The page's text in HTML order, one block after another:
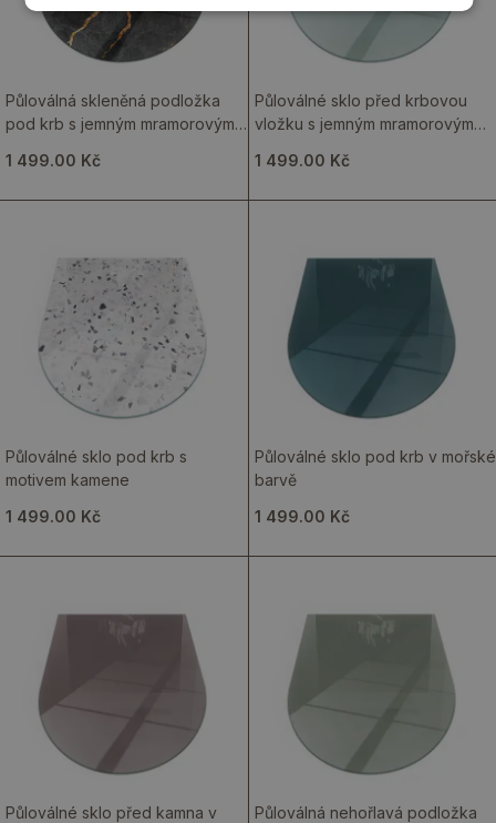
Půloválná skleněná podložka
pod krb s jemným mramorovým
1 499.00 Kč
Půloválné sklo před krbovou
vložku s jemným mramorovým
1 499.00 Kč
Půloválné sklo pod krb s
motivem kamene
1 499.00 Kč
Půloválné sklo pod krb v mořské
barvě
1 499.00 Kč
Půloválné sklo před kamna v
Půloválná nehořlavá podložka